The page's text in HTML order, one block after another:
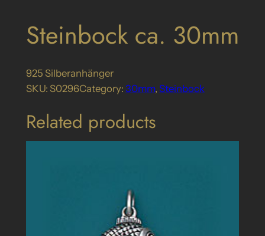
Steinbock ca. 30mm
925 Silberanhänger
SKU: S0296Category: 30mm, Steinbock
Related products